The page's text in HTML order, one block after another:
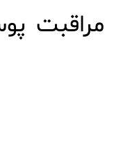
مراقبت